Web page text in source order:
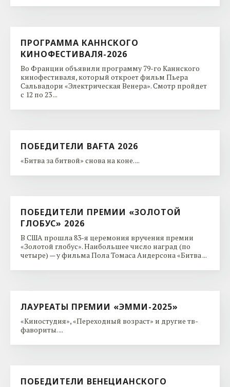
ПРОГРАММА КАННСКОГО
КИНОФЕСТИВАЛЯ-2026
Во Франции объявили программу 79-го Каннского
кинофестиваля, который откроет фильм Пьера
Сальвадори «Электрическая Венера». Смотр пройдет
с 12 по 23 ...
ПОБЕДИТЕЛИ BAFTA 2026
«Битва за битвой» снова на коне. ...
ПОБЕДИТЕЛИ ПРЕМИИ «ЗОЛОТОЙ
ГЛОБУС» 2026
В США прошла 83-я церемония вручения премии
«Золотой глобус». Наибольшее число наград (по
четыре) — у фильма Пола Томаса Андерсона «Битва ...
ЛАУРЕАТЫ ПРЕМИИ «ЭММИ-2025»
«Киностудия», «Переходный возраст» и другие тв-
фавориты. ...
ПОБЕДИТЕЛИ ВЕНЕЦИАНСКОГО